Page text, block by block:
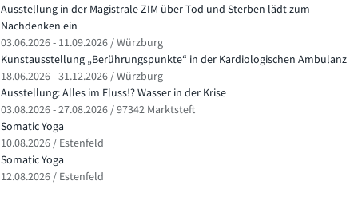
Ausstellung in der Magistrale ZIM über Tod und Sterben lädt zum
Nachdenken ein
03.06.2026 - 11.09.2026 / Würzburg
Kunstausstellung „Berührungspunkte“ in der Kardiologischen Ambulanz
18.06.2026 - 31.12.2026 / Würzburg
Ausstellung: Alles im Fluss!? Wasser in der Krise
03.08.2026 - 27.08.2026 / 97342 Marktsteft
Somatic Yoga
10.08.2026 / Estenfeld
Somatic Yoga
12.08.2026 / Estenfeld